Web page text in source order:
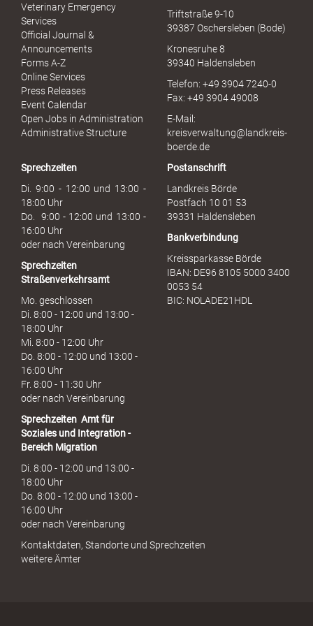
u
h
Veterinary Emergency
Services
Official Journal &
Announcements
Forms A-Z
Online Services
Press Releases
Event Calendar
Open Jobs in Administration
Administrative Structure
Triftstraße 9-10
39387 Oschersleben (Bode)
Kronesruhe 8
39340 Haldensleben
Telefon: +49 3904 7240-0
Fax: +49 3904 49008
E-Mail:
kreisverwaltung@landkreis-
boerde.de
Sprechzeiten
Di. 9:00 - 12:00 und 13:00 -
18:00 Uhr
Do. 9:00 - 12:00 und 13:00 -
16:00 Uhr
oder nach Vereinbarung
Sprechzeiten
Straßenverkehrsamt
Mo. geschlossen
Di. 8:00 - 12:00 und 13:00 -
18:00 Uhr
Mi. 8:00 - 12:00 Uhr
Do. 8:00 - 12:00 und 13:00 -
16:00 Uhr
Fr. 8:00 - 11:30 Uhr
oder nach Vereinbarung
Sprechzeiten Amt für
Soziales und Integration -
Bereich Migration
Di. 8:00 - 12:00 und 13:00 -
18:00 Uhr
Do. 8:00 - 12:00 und 13:00 -
16:00 Uhr
oder nach Vereinbarung
Postanschrift
Landkreis Börde
Postfach 10 01 53
39331 Haldensleben
Bankverbindung
Kreissparkasse Börde
IBAN: DE96 8105 5000 3400
0053 54
BIC: NOLADE21HDL
Kontaktdaten, Standorte und Sprechzeiten
weitere Ämter